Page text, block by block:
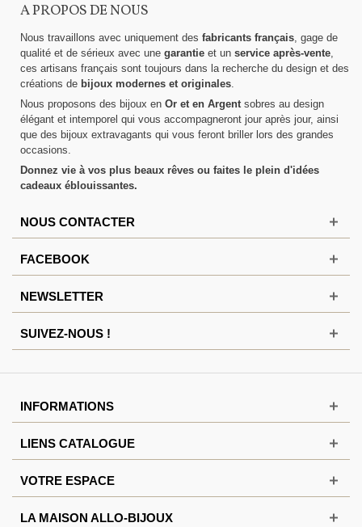
A PROPOS DE NOUS
Nous travaillons avec uniquement des fabricants français , gage de
qualité et de sérieux avec une garantie et un service après-vente
ces artisans français sont toujours dans la recherche du design et des
créations de bijoux modernes et originales
Nous proposons des bijoux en Or et en Argent sobres au design
élégant et intemporel qui vous accompagneront jour après jour, ainsi
que des bijoux extravagants qui vous feront briller lors des grandes
occasions.
Donnez vie à vos plus beaux rêves ou faites le plein d'idées
cadeaux éblouissantes.
NOUS CONTACTER
FACEBOOK
NEWSLETTER
SUIVEZ-NOUS !
INFORMATIONS
LIENS CATALOGUE
VOTRE ESPACE
LA MAISON ALLO-BIJOUX